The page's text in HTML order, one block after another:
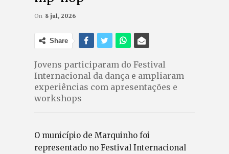
On 8 jul, 2026
Share
Jovens participaram do Festival
Internacional da dança e ampliaram
experiências com apresentações e
workshops
O município de Marquinho foi
representado no Festival Internacional